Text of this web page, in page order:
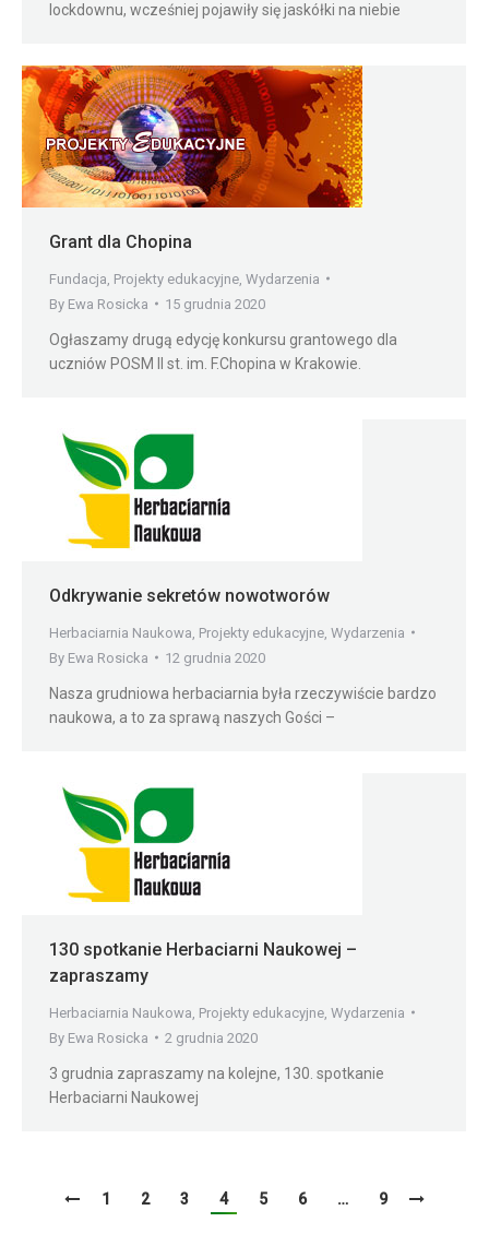
lockdownu, wcześniej pojawiły się jaskółki na niebie
Grant dla Chopina
Fundacja Projekty edukacyjne Wydarzenia
By Ewa Rosicka 15 grudnia 2020
Ogłaszamy drugą edycję konkursu grantowego dla
uczniów POSM II st. im. F.Chopina w Krakowie.
Odkrywanie sekretów nowotworów
Herbaciarnia Naukowa Projekty edukacyjne Wydarzenia
By Ewa Rosicka 12 grudnia 2020
Nasza grudniowa herbaciarnia była rzeczywiście bardzo
naukowa, a to za sprawą naszych Gości –
130 spotkanie Herbaciarni Naukowej –
zapraszamy
Herbaciarnia Naukowa Projekty edukacyjne Wydarzenia
By Ewa Rosicka 2 grudnia 2020
3 grudnia zapraszamy na kolejne, 130. spotkanie
Herbaciarni Naukowej
1 2 3 4 5 6 … 9